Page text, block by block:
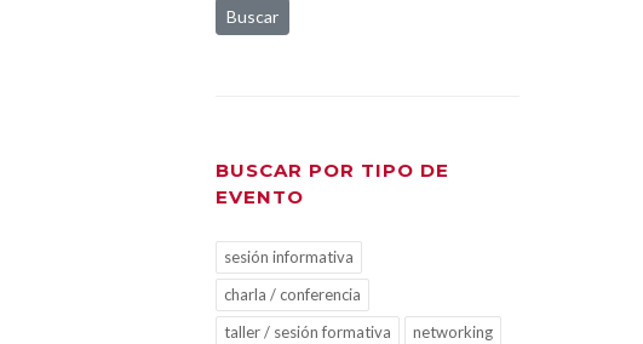
Buscar
BUSCAR POR TIPO DE
EVENTO
sesión informativa
charla / conferencia
taller / sesión formativa
networking